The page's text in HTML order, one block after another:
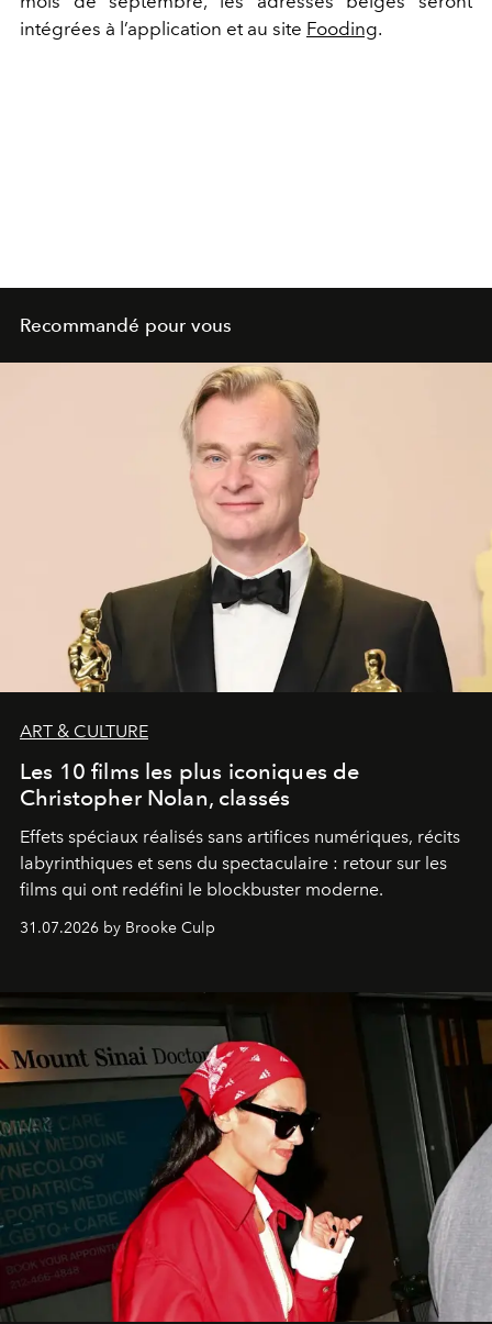
intégrées à l’application et au site Fooding.
Recommandé pour vous
ART & CULTURE
Les 10 films les plus iconiques de
Christopher Nolan, classés
Effets spéciaux réalisés sans artifices numériques, récits
labyrinthiques et sens du spectaculaire : retour sur les
films qui ont redéfini le blockbuster moderne.
31.07.2026 by Brooke Culp